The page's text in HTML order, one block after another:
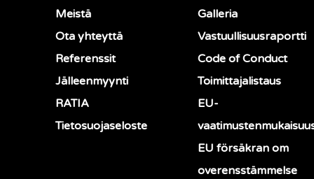
Meistä
Ota yhteyttä
Referenssit
Jälleenmyynti
RATIA
Tietosuojaseloste
Galleria
Vastuullisuusraportti
Code of Conduct
Toimittajalistaus
EU-
EU försäkran om
overensstämmelse